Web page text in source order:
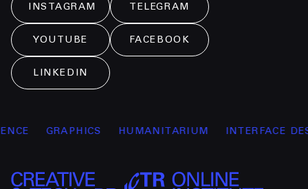
INSTAGRAM TELEGRAM
YOUTUBE FACEBOOK
LINKEDIN
GRAPHICS HUMANITARIUM INTERFACE